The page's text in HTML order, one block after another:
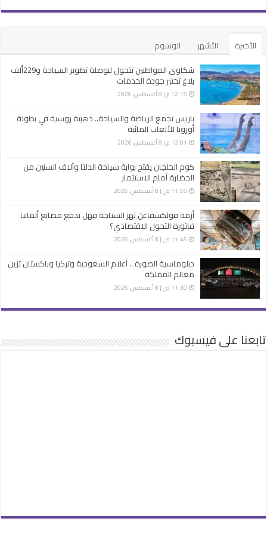
الأخيرة الأشهر
الوسوم
شكاوى المواطنين تتحول لبوصلة تطوير السياحة و229ألف
بلاغ تختبر جودة الخدمات
12:15 م | 8 أغسطس، 2026
باريس تجمع الرياضة والسياحة.. ذهبية روسية في بطولة
أوروبا للألعاب المائية
12:01 م | 8 أغسطس، 2026
كوم الخلجان يفتح بوابة سياحة الدلتا وآلاف السنين من
الحضارة أمام الاستثمار
11:55 ص | 8 أغسطس، 2026
أزمة فولكسفاغن تهز السياحة فهل تدفع مصانع ألمانيا
فاتورة التحول الاقتصادي؟
11:45 ص | 8 أغسطس، 2026
دبلوماسية الصورة .. أعلام السعودية وتركيا وباكستان تزين
معالم المملكة
11:30 ص | 8 أغسطس، 2026
تابعنا على فيسبوك